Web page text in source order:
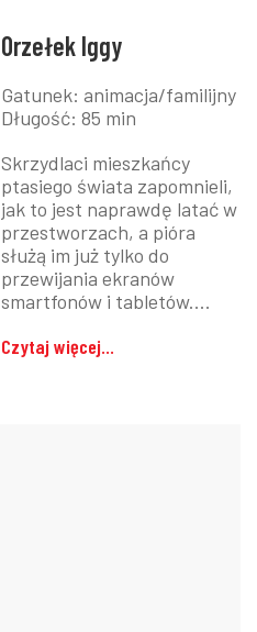
Orzełek Iggy
Gatunek: animacja/familijny
Długość: 85 min
Skrzydlaci mieszkańcy
ptasiego świata zapomnieli,
jak to jest naprawdę latać w
przestworzach, a pióra
służą im już tylko do
przewijania ekranów
smartfonów i tabletów....
Czytaj więcej...